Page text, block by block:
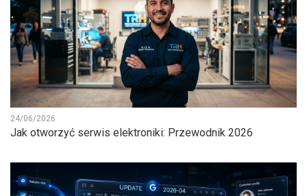
24/06/2026
Jak otworzyć serwis elektroniki: Przewodnik 2026